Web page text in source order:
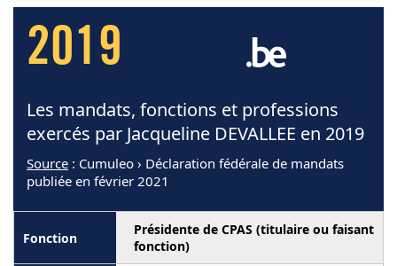
2019
Les mandats, fonctions et professions
exercés par Jacqueline DEVALLEE en 2019
Source : Cumuleo › Déclaration fédérale de mandats
publiée en février 2021
Présidente de CPAS (titulaire ou faisant
fonction)